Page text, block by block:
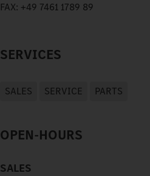
FAX: +49 7461 1789 89
SERVICES
SALES SERVICE PARTS
OPEN-HOURS
SALES